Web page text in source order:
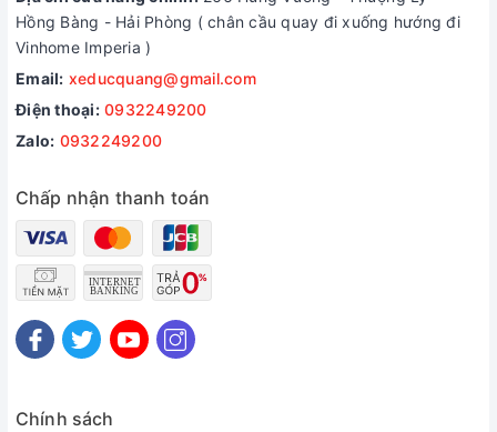
Hồng Bàng - Hải Phòng ( chân cầu quay đi xuống hướng đi
Vinhome Imperia )
Email: xeducquang@gmail.com
Điện thoại: 0932249200
Zalo: 0932249200
Chấp nhận thanh toán
Chính sách